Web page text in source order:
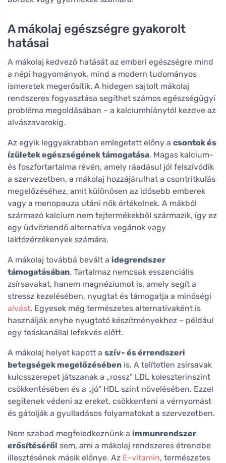
A mákolaj egészségre gyakorolt
hatásai
A mákolaj kedvező hatását az emberi egészségre mind
a népi hagyományok, mind a modern tudományos
ismeretek megerősítik. A hidegen sajtolt mákolaj
rendszeres fogyasztása segíthet számos egészségügyi
probléma megoldásában – a kalciumhiánytól kezdve az
alvászavarokig.
Az egyik leggyakrabban emlegetett előny a csontok és
ízületek egészségének támogatása. Magas kalcium-
és foszfortartalma révén, amely ráadásul jól felszívódik
a szervezetben, a mákolaj hozzájárulhat a csontritkulás
megelőzéséhez, amit különösen az idősebb emberek
vagy a menopauza utáni nők értékelnek. A mákból
származó kalcium nem tejtermékekből származik, így ez
egy üdvözlendő alternatíva vegánok vagy
laktózérzékenyek számára.
A mákolaj továbbá bevált a idegrendszer
támogatásában. Tartalmaz nemcsak esszenciális
zsírsavakat, hanem magnéziumot is, amely segít a
stressz kezelésében, nyugtat és támogatja a minőségi
alvást. Egyesek még természetes alternatívaként is
használják enyhe nyugtató készítményekhez – például
egy teáskanállal lefekvés előtt.
A mákolaj helyet kapott a szív- és érrendszeri
betegségek megelőzésében is. A telítetlen zsírsavak
kulcsszerepet játszanak a „rossz" LDL koleszterinszint
csökkentésében és a „jó" HDL szint növelésében. Ezzel
segítenek védeni az ereket, csökkenteni a vérnyomást
és gátolják a gyulladásos folyamatokat a szervezetben.
Nem szabad megfeledkeznünk a immunrendszer
erősítéséről sem, ami a mákolaj rendszeres étrendbe
illesztésének másik előnye. Az E-vitamin, természetes